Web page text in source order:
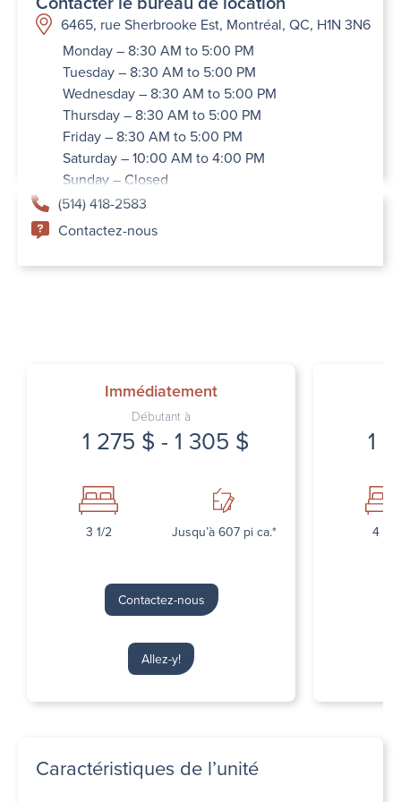
6465, rue Sherbrooke Est, Montréal, QC, H1N 3N6
Monday – 8:30 AM to 5:00 PM
Tuesday – 8:30 AM to 5:00 PM
Wednesday – 8:30 AM to 5:00 PM
Thursday – 8:30 AM to 5:00 PM
Friday – 8:30 AM to 5:00 PM
Saturday – 10:00 AM to 4:00 PM
Sunday – Closed
(514) 418-2583
Contactez-nous
Immédiatement
Débutant à
1 275 $ - 1 305 $
3 1/2 Jusqu’à 607 pi ca.*
Contactez-nous
Allez-y!
1
4 1/2
Caractéristiques de l’unité